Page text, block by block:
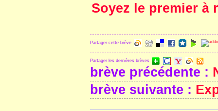
Soyez le premier à
Partager cette brève
Partager les dernières brèves
brève précédente :
brève suivante :